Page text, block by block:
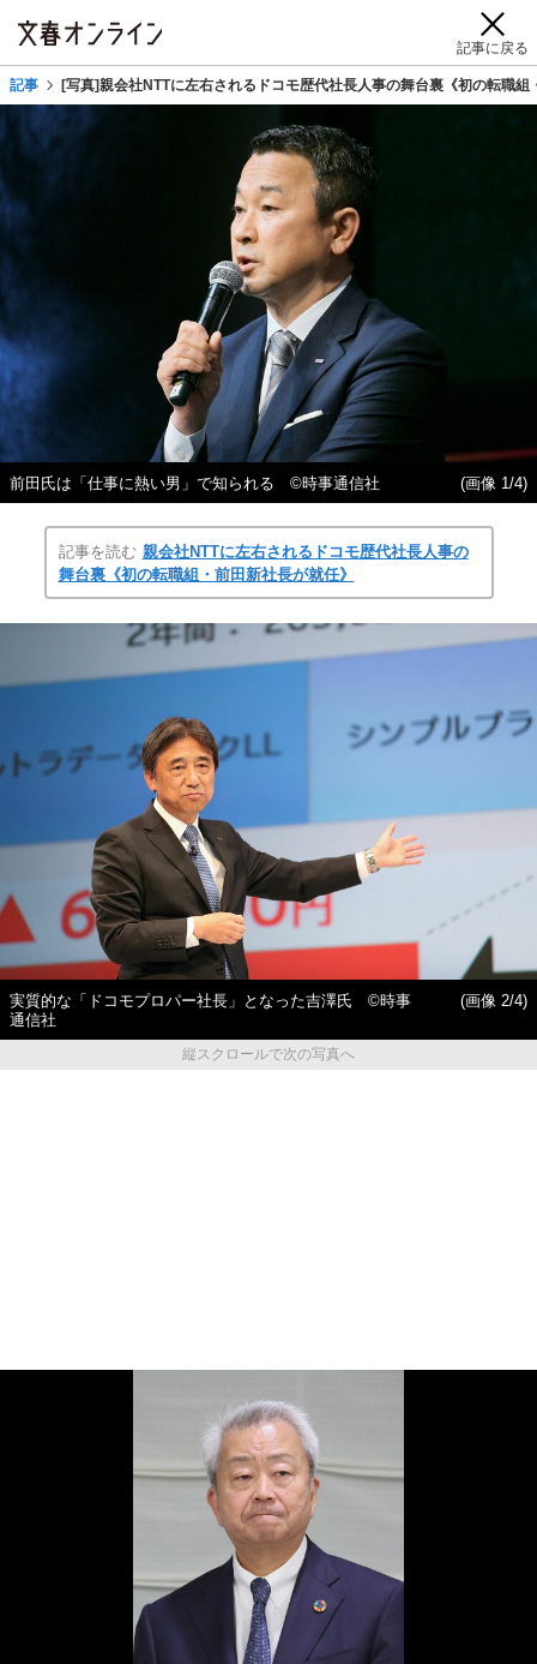
記事に戻る
記事 [写真]親会社NTTに左右されるドコモ歴代社長人事の舞台裏《初の転職組
前田氏は「仕事に熱い男」で知られる ©時事通信社 (画像 1/4)
記事を読む 親会社NTTに左右されるドコモ歴代社長人事の
舞台裏《初の転職組・前田新社長が就任》
実質的な「ドコモプロパー社長」となった吉澤氏 ©時事
通信社
(画像 2/4)
縦スクロールで次の写真へ